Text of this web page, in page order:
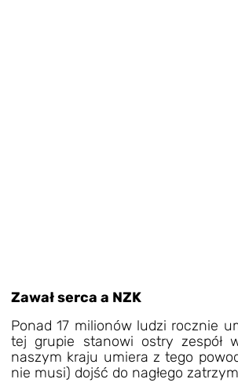
Zawał serca a NZK
Ponad 17 milionów ludzi rocznie
tej grupie stanowi ostry zespół
naszym kraju umiera z tego
nie musi) dojść do nagłego